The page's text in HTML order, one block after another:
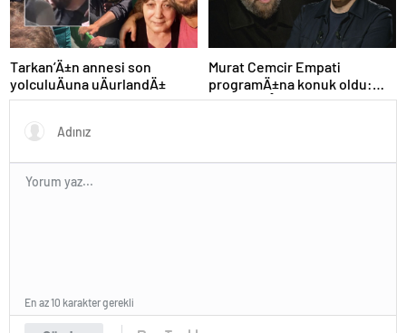
Tarkan’Ä±n annesi son
yolculuÄuna uÄurlandÄ±
Murat Cemcir Empati
programÄ±na konuk oldu:
“Annem aÅÄ±k olduÄum ilk
En az 10 karakter gerekli